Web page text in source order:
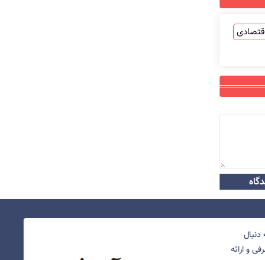
و ارائه